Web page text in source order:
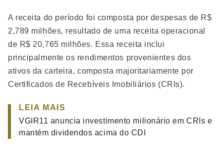
A receita do período foi composta por despesas de R$
2,789 milhões, resultado de uma receita operacional
de R$ 20,765 milhões. Essa receita inclui
principalmente os rendimentos provenientes dos
ativos da carteira, composta majoritariamente por
Certificados de Recebíveis Imobiliários (CRIs).
LEIA MAIS
VGIR11 anuncia investimento milionário em CRIs e
mantém dividendos acima do CDI